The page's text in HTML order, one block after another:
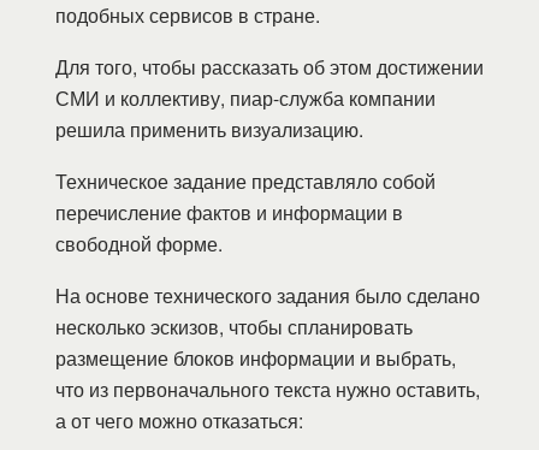
подобных сервисов в стране.
Для того, чтобы рассказать об этом достижении
СМИ и коллективу, пиар-служба компании
решила применить визуализацию.
Техническое задание представляло собой
перечисление фактов и информации в
свободной форме.
На основе технического задания было сделано
несколько эскизов, чтобы спланировать
размещение блоков информации и выбрать,
что из первоначального текста нужно оставить,
а от чего можно отказаться: